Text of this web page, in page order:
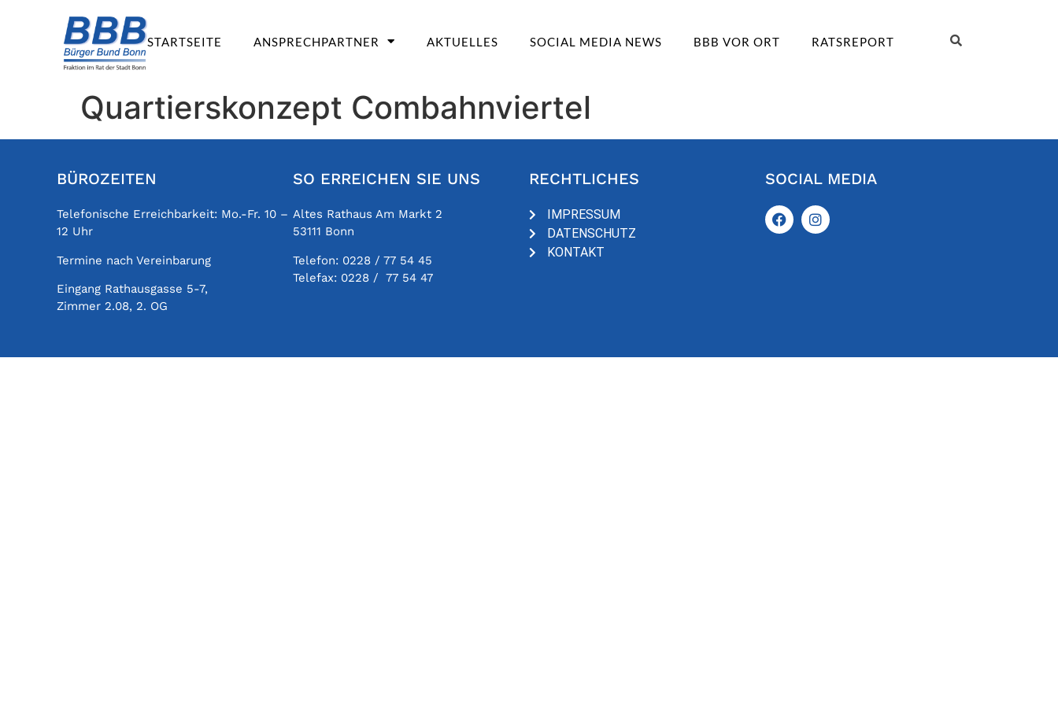
STARTSEITE ANSPRECHPARTNER AKTUELLES SOCIAL MEDIA NEWS BBB VOR ORT RATSREPORT
Quartierskonzept Combahnviertel
BÜROZEITEN
Telefonische Erreichbarkeit: Mo.-Fr. 10 –
12 Uhr
Termine nach Vereinbarung
Eingang Rathausgasse 5-7,
Zimmer 2.08, 2. OG
SO ERREICHEN SIE UNS
Altes Rathaus Am Markt 2
53111 Bonn
Telefon: 0228 / 77 54 45
Telefax: 0228 / 77 54 47
RECHTLICHES
IMPRESSUM
DATENSCHUTZ
KONTAKT
SOCIAL MEDIA